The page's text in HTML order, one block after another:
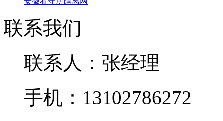
联系我们
联系人：张经理
手机：13102786272